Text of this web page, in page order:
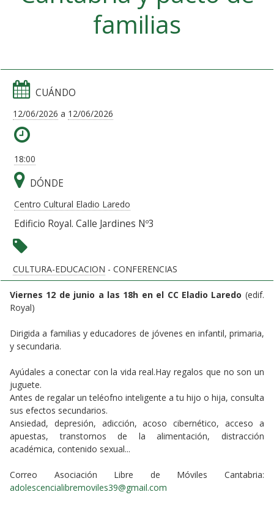
familias
CUÁNDO
12/06/2026 a 12/06/2026
18:00
DÓNDE
Centro Cultural Eladio Laredo
Edificio Royal. Calle Jardines Nº3
CULTURA-EDUCACION - CONFERENCIAS
Viernes 12 de junio a las 18h en el CC Eladio Laredo (edif.
Royal)
Dirigida a familias y educadores de jóvenes en infantil, primaria,
y secundaria.
Ayúdales a conectar con la vida real.Hay regalos que no son un
juguete.
Antes de regalar un teléofno inteligente a tu hijo o hija, consulta
sus efectos secundarios.
Ansiedad, depresión, adicción, acoso cibernético, acceso a
apuestas, transtornos de la alimentación, distracción
académica, contenido sexual...
Correo Asociación Libre de Móviles Cantabria:
adolescencialibremoviles39@gmail.com